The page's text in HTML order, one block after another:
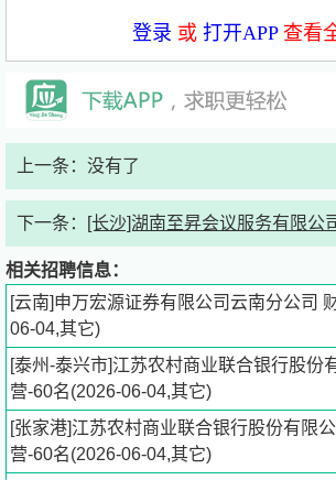
发布时间：2026年6月4日
职位描述
工作职责：
1、协助团队策划、组织和实施线上线下
户覆盖率；
2、协助团队维护客户关系，挖掘不同客
求，为客户提供金融服务解决方案；
3、辅助日常运营支持工作。
实习城市：
登录 或 打开APP查看
上一条：没有了
下一条： [长沙]湖南至昇会议服务有限公
相关招聘信息：
[云南]申万宏源证券有限公司云南分公司
06-04,其它)
[泰州-泰兴市]江苏农村商业联合银行股份
营-60名(2026-06-04,其它)
[张家港]江苏农村商业联合银行股份有限
营-60名(2026-06-04,其它)